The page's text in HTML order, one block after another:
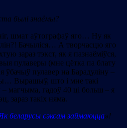
былі знаёмы?
шмат аўтографаў яго… Ну як
Бачыліся… А творчасцю яго
зараз тэкст, як я пазнаёміўся,
пулаверы (мне цётка па блату
ўбачыў пулавер на Барадуліну –
Вырашыў, што і мне такі
– магчыма, гадоў 40 ці больш – я
зараз такіх няма.
беларусы сэксам займаюцца»!